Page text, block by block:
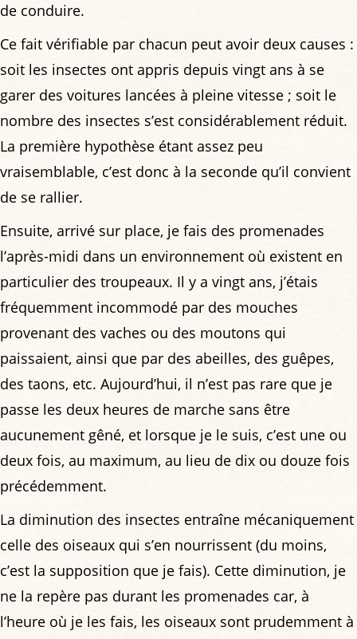
de conduire.
Ce fait vérifiable par chacun peut avoir deux causes :
soit les insectes ont appris depuis vingt ans à se
garer des voitures lancées à pleine vitesse ; soit le
nombre des insectes s’est considérablement réduit.
La première hypothèse étant assez peu
vraisemblable, c’est donc à la seconde qu’il convient
de se rallier.
Ensuite, arrivé sur place, je fais des promenades
l’après-midi dans un environnement où existent en
particulier des troupeaux. Il y a vingt ans, j’étais
fréquemment incommodé par des mouches
provenant des vaches ou des moutons qui
paissaient, ainsi que par des abeilles, des guêpes,
des taons, etc. Aujourd’hui, il n’est pas rare que je
passe les deux heures de marche sans être
aucunement gêné, et lorsque je le suis, c’est une ou
deux fois, au maximum, au lieu de dix ou douze fois
précédemment.
La diminution des insectes entraîne mécaniquement
celle des oiseaux qui s’en nourrissent (du moins,
c’est la supposition que je fais). Cette diminution, je
ne la repère pas durant les promenades car, à
l’heure où je les fais, les oiseaux sont prudemment à